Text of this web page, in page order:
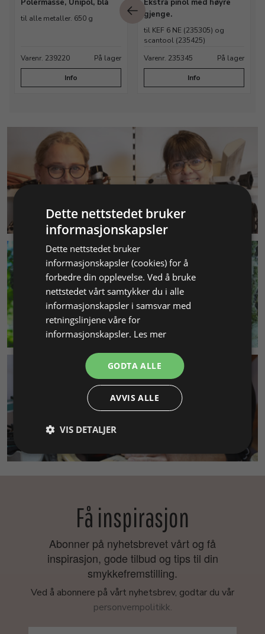
Polermasse, Unipol, blå
til alle metaller. 650 g
Varenr. 239220 På lager
Info
Ekstra pinol med høyre
gjenge.
til KEF 6 NE (235305) og
scantool (235425)
Varenr. 235345
På lager
Info
KUNDESERVICE
MILJØ & BÆREKRAFT
Få inspirasjon
Abonner på nyhetsbrevet vårt og få
inspirasjon, gode tilbud og tips til din
smykkefremstilling.
Ved å abonnere på vårt nyhetsbrev, godtar du vår
personvernpolitikk.
Dette nettstedet bruker
informasjonskapsler
Dette nettstedet bruker
informasjonskapsler (cookies) for å
forbedre din opplevelse. Ved å bruke
nettstedet vårt samtykker du i alle
informasjonskapsler i samsvar med
retningslinjene våre for
informasjonskapsler. Les mer
GODTA ALLE
AVVIS ALLE
VIS DETALJER